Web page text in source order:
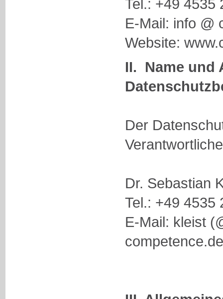
Tel.: +49 4535
E-Mail: info @
Website:
II. Name und
Der
Dr. Sebastian
Tel.: +49 4535
E-Mail: kleist
competence.de